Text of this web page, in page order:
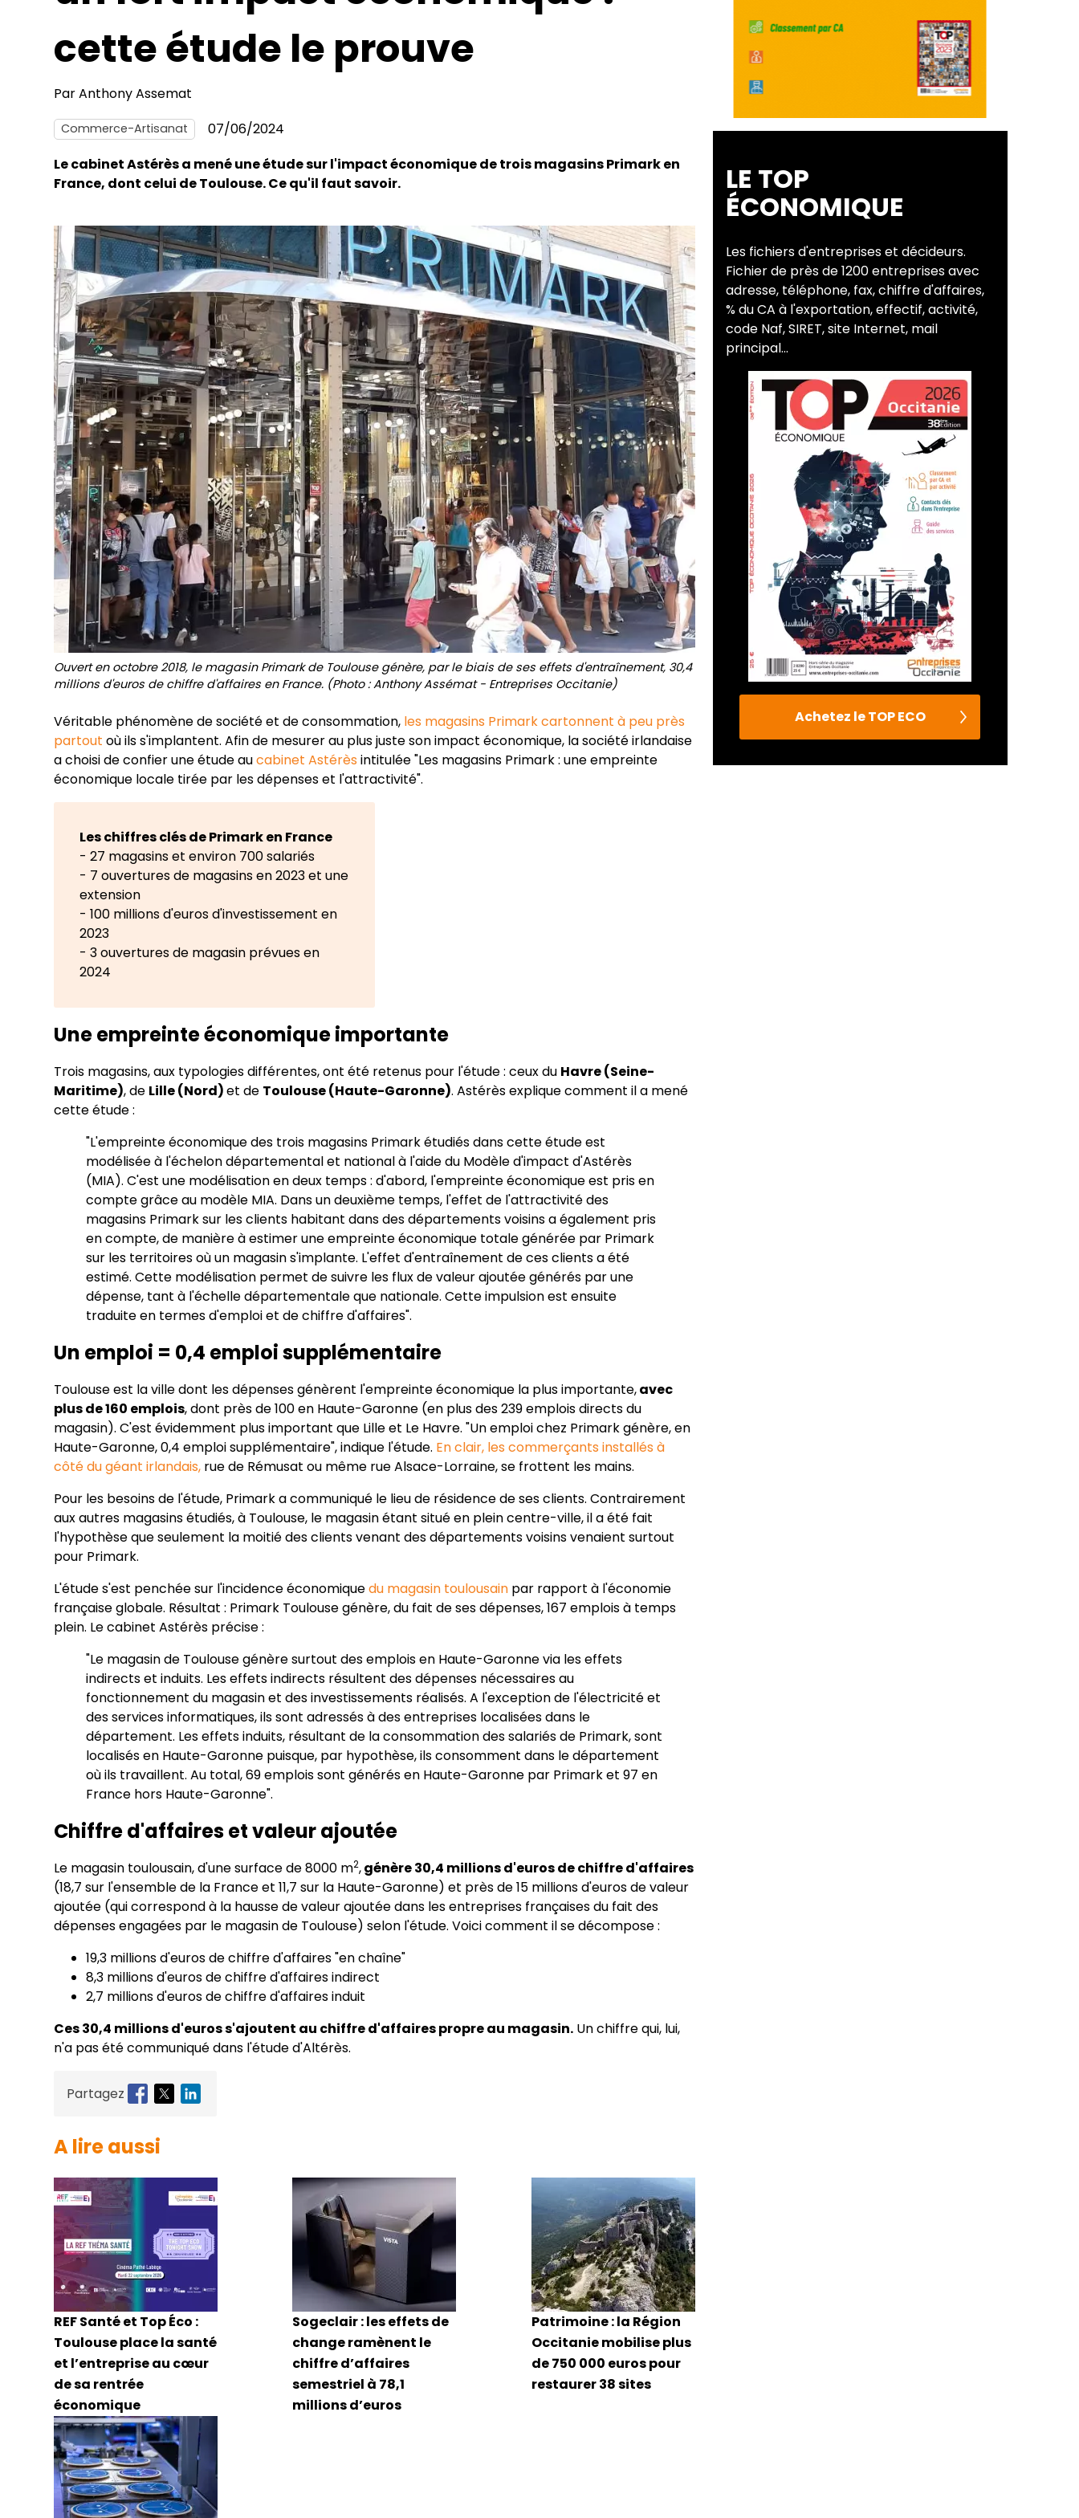
cette étude le prouve
ParAnthony Assemat
Commerce-Artisanat
07/06/2024
Le cabinet Astérès a mené une étude sur l'impact économique de trois magasins Primark en
France, dont celui de Toulouse. Ce qu'il faut savoir.
Ouvert en octobre 2018, le magasin Primark de Toulouse génère, par le biais de ses effets d'entraînement, 30,4
millions d'euros de chiffre d'affaires en France. (Photo : Anthony Assémat - Entreprises Occitanie)
Véritable phénomène de société et de consommation, les magasins Primark cartonnent à peu près
partoutoù ils s'implantent. Afin de mesurer au plus juste son impact économique, la société irlandaise
a choisi de confier une étude aucabinet Astérès intitulée "Les magasins Primark : une empreinte
économique locale tirée par les dépenses et l'attractivité".
Les chiffres clés de Primark en France
- 27 magasins et environ 700 salariés
- 7 ouvertures de magasins en 2023 et une
extension
- 100 millions d'euros d'investissement en
2023
- 3 ouvertures de magasin prévues en
2024
Une empreinte économique importante
Trois magasins, aux typologies différentes, ont été retenus pour l'étude : ceux du Havre (Seine-
Maritime), de Lille (Nord)et de Toulouse (Haute-Garonne). Astérès explique comment il a mené
cette étude :
"L'empreinte économique des trois magasins Primark étudiés dans cette étude est
modélisée à l'échelon départemental et national à l'aide du Modèle d'impact d'Astérès
(MIA). C'est une modélisation en deux temps : d'abord, l'empreinte économique est pris en
compte grâce au modèle MIA. Dans un deuxième temps, l'effet de l'attractivité des
magasins Primark sur les clients habitant dans des départements voisins a également pris
en compte, de manière à estimer une empreinte économique totale générée par Primark
sur les territoires où un magasin s'implante. L'effet d'entraînement de ces clients a été
estimé. Cette modélisation permet de suivre les flux de valeur ajoutée générés par une
dépense, tant à l'échelle départementale que nationale. Cette impulsion est ensuite
traduite en termes d'emploi et de chiffre d'affaires".
Un emploi = 0,4 emploi supplémentaire
Toulouse est la ville dont les dépenses génèrent l'empreinte économique la plus importante,avec
plus de 160 emplois, dont près de 100 en Haute-Garonne (en plus des 239 emplois directs du
magasin). C'est évidemment plus important que Lille et Le Havre. "Un emploi chez Primark génère, en
Haute-Garonne, 0,4 emploi supplémentaire", indique l'étude. En clair, les commerçants installés à
côté du géant irlandais, rue de Rémusat ou même rue Alsace-Lorraine, se frottent les mains.
Pour les besoins de l'étude, Primark a communiqué le lieu de résidence de ses clients. Contrairement
aux autres magasins étudiés, à Toulouse, le magasin étant situé en plein centre-ville, il a été fait
l'hypothèse que seulement la moitié des clients venant des départements voisins venaient surtout
pour Primark.
L'étude s'est penchée sur l'incidence économiquedu magasin toulousain par rapport à l'économie
française globale. Résultat : Primark Toulouse génère, du fait de ses dépenses, 167 emplois à temps
plein. Le cabinet Astérès précise :
"Le magasin de Toulouse génère surtout des emplois en Haute-Garonne via les effets
indirects et induits. Les effets indirects résultent des dépenses nécessaires au
fonctionnement du magasin et des investissements réalisés. A l'exception de l'électricité et
des services informatiques, ils sont adressés à des entreprises localisées dans le
département. Les effets induits, résultant de la consommation des salariés de Primark, sont
localisés en Haute-Garonne puisque, par hypothèse, ils consomment dans le département
où ils travaillent. Au total, 69 emplois sont générés en Haute-Garonne par Primark et 97 en
France hors Haute-Garonne".
Chiffre d'affaires et valeur ajoutée
Le magasin toulousain, d'une surface de 8000 m2,génère 30,4 millions d'euros de chiffre d'affaires
(18,7 sur l'ensemble de la France et 11,7 sur la Haute-Garonne) et près de 15 millions d'euros de valeur
ajoutée (qui correspond à la hausse de valeur ajoutée dans les entreprises françaises du fait des
dépenses engagées par le magasin de Toulouse) selon l'étude. Voici comment il se décompose :
19,3 millions d'euros de chiffre d'affaires "en chaîne"
8,3 millions d'euros de chiffre d'affaires indirect
2,7 millions d'euros de chiffre d'affaires induit
Ces 30,4 millions d'euros s'ajoutent au chiffre d'affaires propre au magasin. Un chiffre qui, lui,
n'a pas été communiqué dans l'étude d'Altérès.
Partagez
A lire aussi
REF Santé et Top Éco :
Toulouse place la santé
et l’entreprise au cœur
de sa rentrée
économique
Sogeclair : les effets de
change ramènent le
chiffre d’affaires
semestriel à 78,1
millions d’euros
Patrimoine : la Région
Occitanie mobilise plus
de 750 000 euros pour
restaurer 38 sites
LE TOP
ÉCONOMIQUE
Les fichiers d'entreprises et décideurs.
Fichier de près de 1200 entreprises avec
adresse, téléphone, fax, chiffre d'affaires,
% du CA à l'exportation, effectif, activité,
code Naf, SIRET, site Internet, mail
principal...
Achetez le TOP ECO